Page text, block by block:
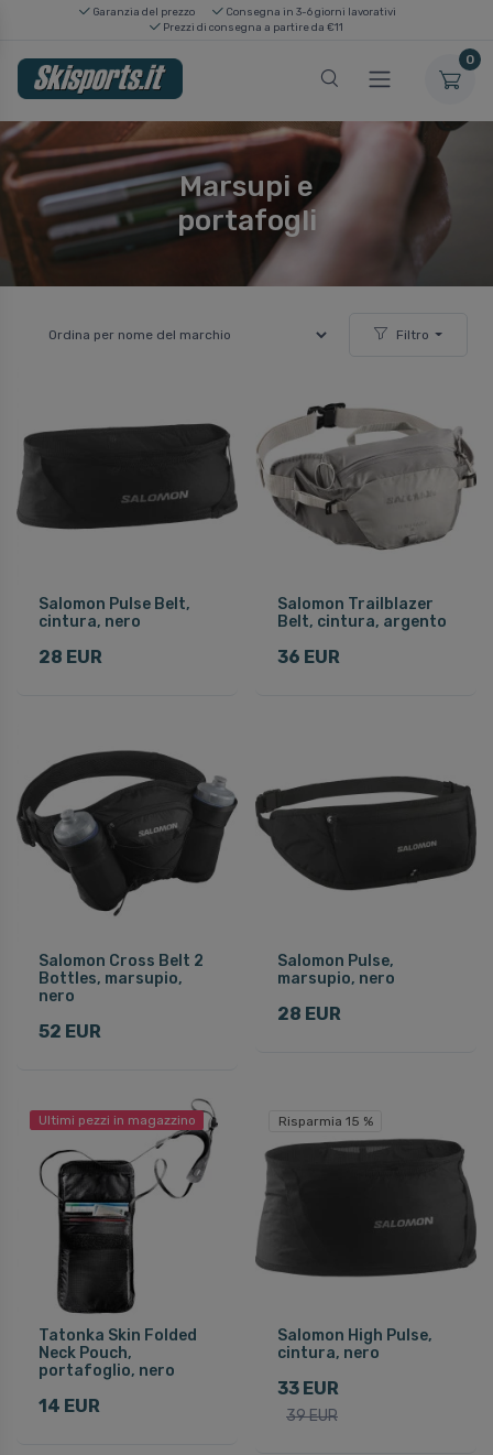
Garanzia del prezzo
Consegna in 3-6 giorni lavorativi
Prezzi di consegna a partire da €11
0
Marsupi e
portafogli
Filtro
Salomon Pulse Belt,
cintura, nero
28 EUR
Salomon Trailblazer
Belt, cintura, argento
36 EUR
Salomon Cross Belt 2
Bottles, marsupio,
nero
52 EUR
Salomon Pulse,
marsupio, nero
28 EUR
Ultimi pezzi in magazzino
Tatonka Skin Folded
Neck Pouch,
portafoglio, nero
14 EUR
Risparmia 15 %
Salomon High Pulse,
cintura, nero
33 EUR
39 EUR